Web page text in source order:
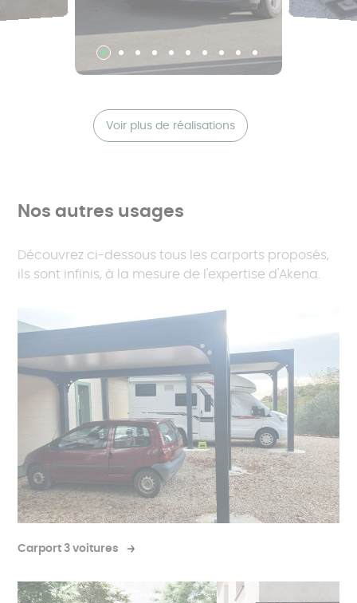
Voir plus de réalisations
Nos autres usages
Découvrez ci-dessous tous les carports proposés,
ils sont infinis, à la mesure de l'expertise d'Akena.
Carport 3 voitures